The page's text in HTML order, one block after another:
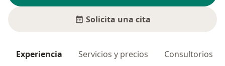
Solicita una cita
Experiencia Servicios y precios Consultorios